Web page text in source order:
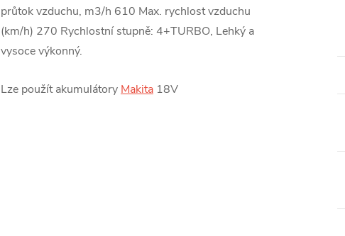
průtok vzduchu, m3/h 610 Max. rychlost vzduchu
(km/h) 270 Rychlostní stupně: 4+TURBO, Lehký a
vysoce výkonný.
Lze použít akumulátory Makita 18V